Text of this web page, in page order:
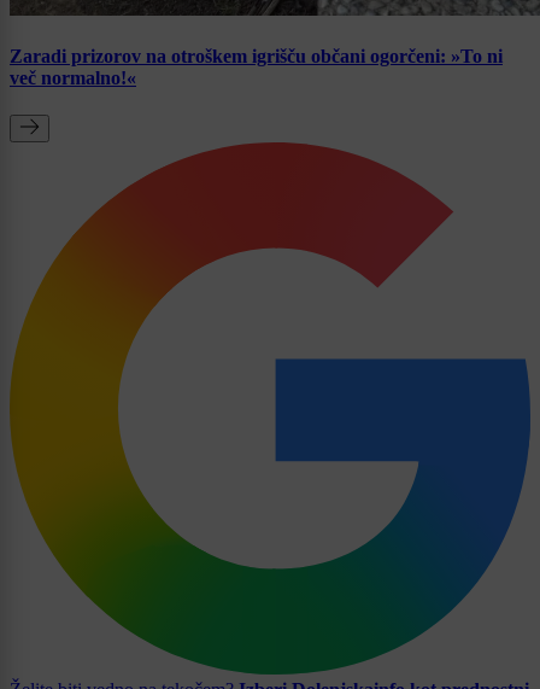
Zaradi prizorov na otroškem igrišču občani ogorčeni: »To ni
več normalno!«